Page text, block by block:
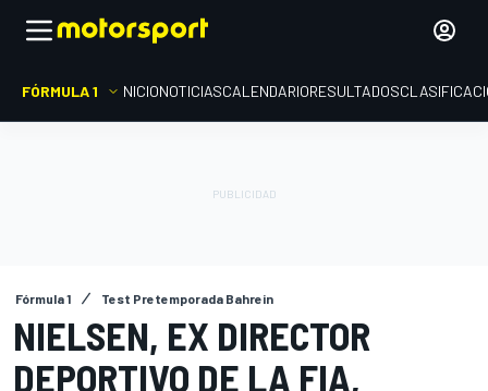
FÓRMULA 1 INICIONOTICIASCALENDARIORESULTADOS
Fórmula 1 Test Pretemporada Bahrein
NIELSEN, EX DIRECTOR
DEPORTIVO DE LA FIA,